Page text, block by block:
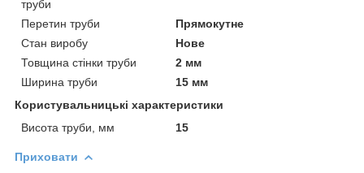
труби
Перетин труби
Прямокутне
Стан виробу
Нове
Товщина стінки труби
2 мм
Ширина труби
15 мм
Користувальницькі характеристики
Висота труби, мм
15
Приховати